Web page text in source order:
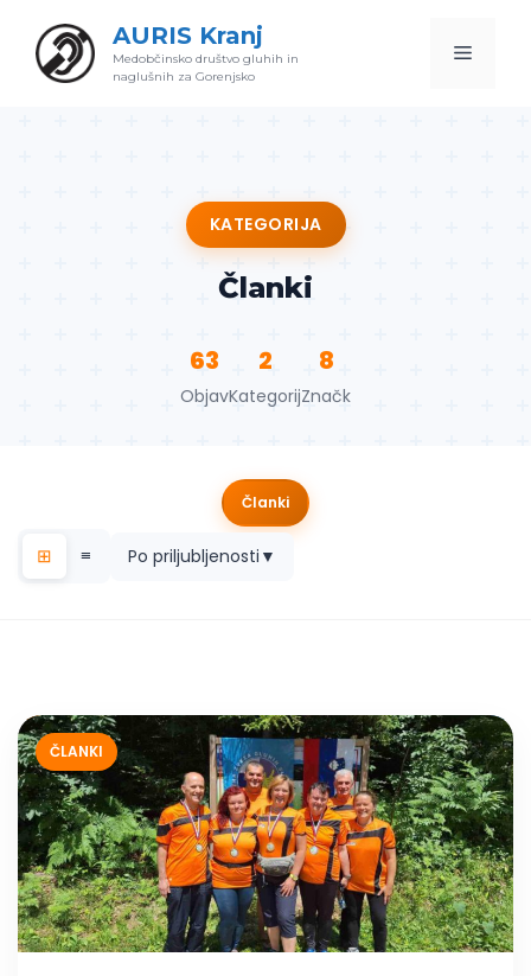
content
AURIS Kranj
Medobčinsko društvo gluhih in
naglušnih za Gorenjsko
Menu
KATEGORIJA
Članki
63
Objav
2
Kategorij
8
Značk
Članki
⊞ ≡ Po priljubljenosti ▼
ČLANKI